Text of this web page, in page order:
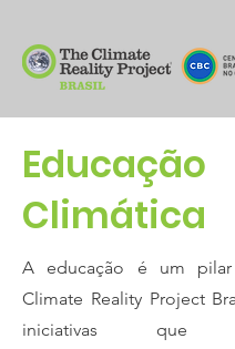
Educação
Climática
A educação é um
Climate Reality Project
iniciativas que